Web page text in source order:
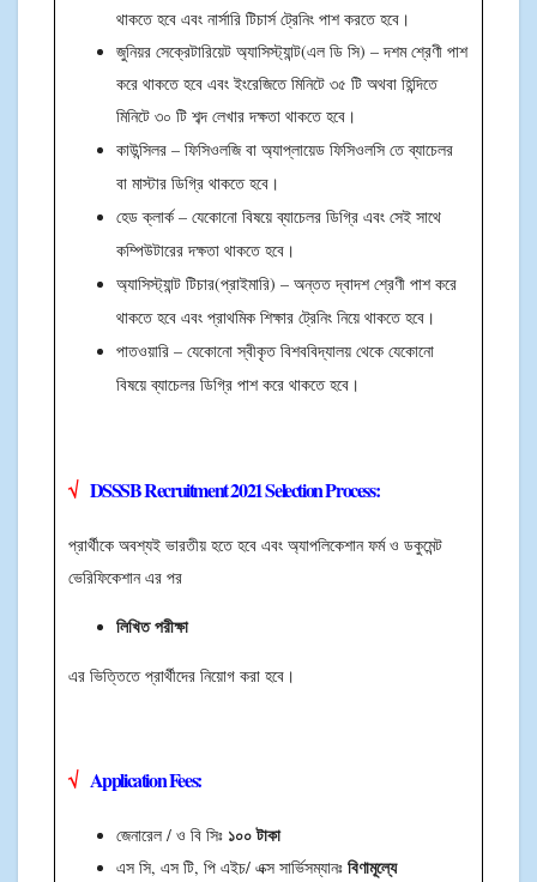
থাকতে হবে এবং নার্সারি টিচার্স ট্রেনিং পাশ করতে হবে।
জুনিয়র সেক্রেটারিয়েট অ্যাসিস্ট্যান্ট(এল ডি সি) – দশম শ্রেণী পাশ
করে থাকতে হবে এবং ইংরেজিতে মিনিটে ৩৫ টি অথবা হিন্দিতে
মিনিটে ৩০ টি শব্দ লেখার দক্ষতা থাকতে হবে।
কাউন্সিলর – ফিসিওলজি বা অ্যাপ্লায়েড ফিসিওলসি তে ব্যাচেলর
বা মাস্টার ডিগ্রি থাকতে হবে।
হেড ক্লার্ক – যেকোনো বিষয়ে ব্যাচেলর ডিগ্রি এবং সেই সাথে
কম্পিউটারের দক্ষতা থাকতে হবে।
অ্যাসিস্ট্যান্ট টিচার(প্রাইমারি) – অন্তত দ্বাদশ শ্রেণী পাশ করে
থাকতে হবে এবং প্রাথমিক শিক্ষার ট্রেনিং নিয়ে থাকতে হবে।
পাতওয়ারি – যেকোনো স্বীকৃত বিশববিদ্যালয় থেকে যেকোনো
বিষয়ে ব্যাচেলর ডিগ্রি পাশ করে থাকতে হবে।
√ DSSSB Recruitment 2021Selection Process:
প্রার্থীকে অবশ্যই ভারতীয় হতে হবে এবং অ্যাপলিকেশান ফর্ম ও ডকুমেন্ট
ভেরিফিকেশান এর পর
লিখিত পরীক্ষা
এর ভিত্তিতে প্রার্থীদের নিয়োগ করা হবে।
√ Application Fees:
জেনারেল / ও বি সিঃ ১০০ টাকা
এস সি, এস টি, পি এইচ/ এক্স সার্ভিসম্যানঃবিণামূল্যে